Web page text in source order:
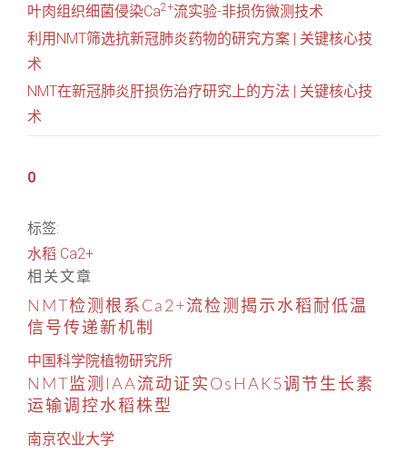
叶肉组织细菌侵染Ca2+流实验-非损伤微测技术
利用NMT筛选抗新冠肺炎药物的研究方案 | 关键核心技
术
NMT在新冠肺炎肝损伤治疗研究上的方法 | 关键核心技
术
0
标签:
水稻 Ca2+
相关文章
NMT检测根系Ca2+流检测揭示水稻耐低温
信号传递新机制
中国科学院植物研究所
NMT监测IAA流动证实OsHAK5调节生长素
运输调控水稻株型
南京农业大学